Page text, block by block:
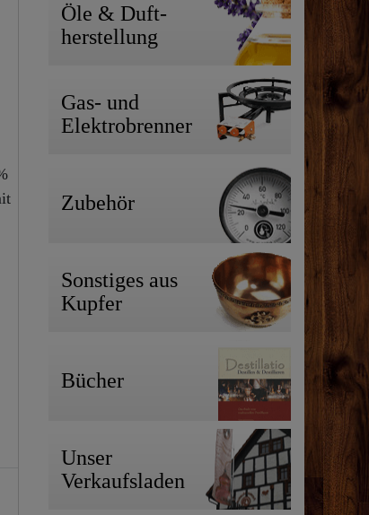
Öle & Duft-
herstellung
Gas- und
Elektrobrenner
Zubehör
Sonstiges aus
Kupfer
Bücher
Unser
Verkaufsladen